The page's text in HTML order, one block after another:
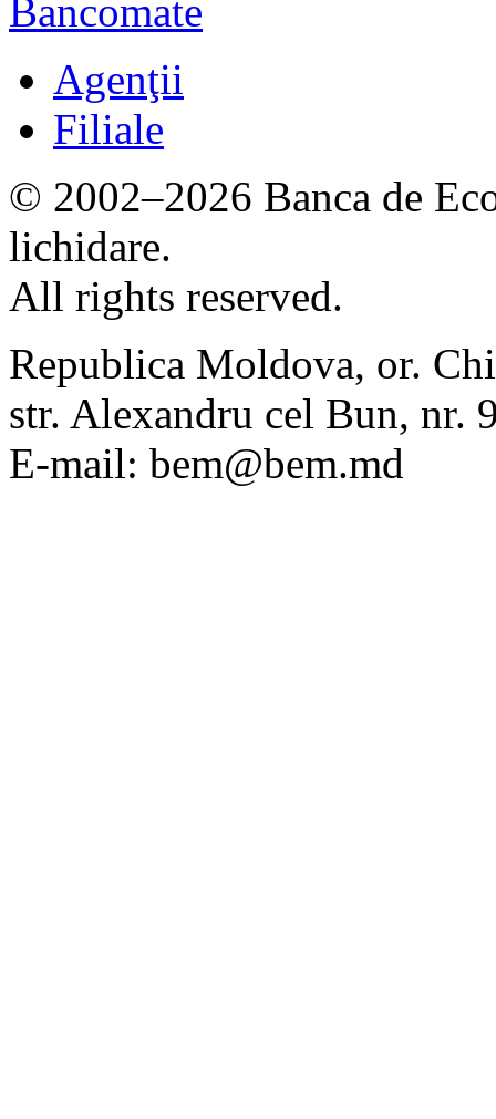
Bancomate
Agenţii
Filiale
© 2002–2026 Banca de
lichidare.
All rights reserved.
Republica Moldova, or.
str. Alexandru cel Bun, nr.
E-mail: bem@bem.md